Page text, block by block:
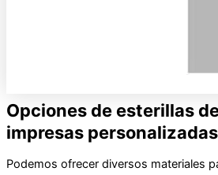
Opciones de esterillas
impresas personalizadas
Podemos ofrecer diversos materiales